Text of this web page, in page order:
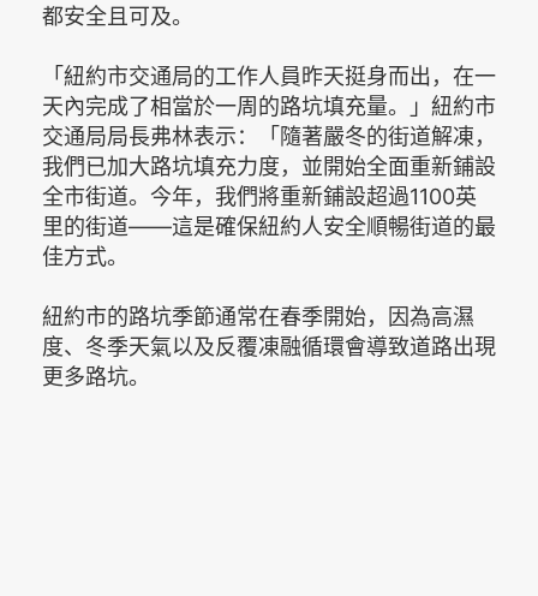
都安全且可及。
「紐約市交通局的工作人員昨天挺身而出，在一
天內完成了相當於一周的路坑填充量。」紐約市
交通局局長弗林表示：「隨著嚴冬的街道解凍，
我們已加大路坑填充力度，並開始全面重新鋪設
全市街道。今年，我們將重新鋪設超過1100英
里的街道——這是確保紐約人安全順暢街道的最
佳方式。
紐約市的路坑季節通常在春季開始，因為高濕
度、冬季天氣以及反覆凍融循環會導致道路出現
更多路坑。